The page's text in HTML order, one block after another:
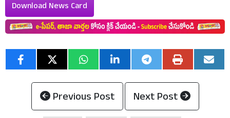
Download News Card
Previous Post Next Post